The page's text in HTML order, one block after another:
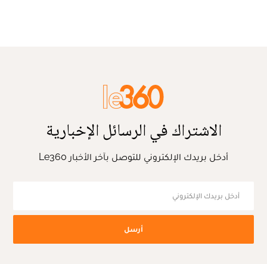
الاشتراك في الرسائل الإخبارية
أدخل بريدك الإلكتروني للتوصل بآخر الأخبار Le360
أرسل